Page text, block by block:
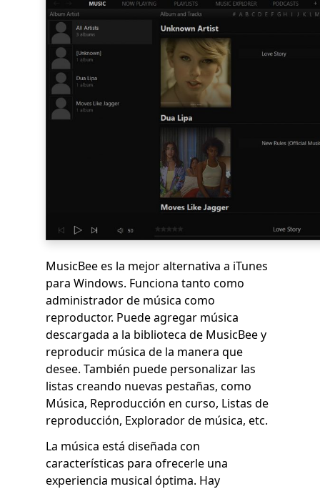
MusicBee es la mejor alternativa a iTunes
para Windows. Funciona tanto como
administrador de música como
reproductor. Puede agregar música
descargada a la biblioteca de MusicBee y
reproducir música de la manera que
desee. También puede personalizar las
listas creando nuevas pestañas, como
Música, Reproducción en curso, Listas de
reproducción, Explorador de música, etc.
La música está diseñada con
características para ofrecerle una
experiencia musical óptima. Hay